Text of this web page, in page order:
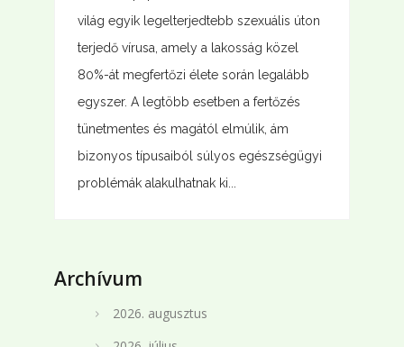
világ egyik legelterjedtebb szexuális úton
terjedő vírusa, amely a lakosság közel
80%-át megfertőzi élete során legalább
egyszer. A legtöbb esetben a fertőzés
tünetmentes és magától elmúlik, ám
bizonyos típusaiból súlyos egészségügyi
problémák alakulhatnak ki...
Archívum
2026. augusztus